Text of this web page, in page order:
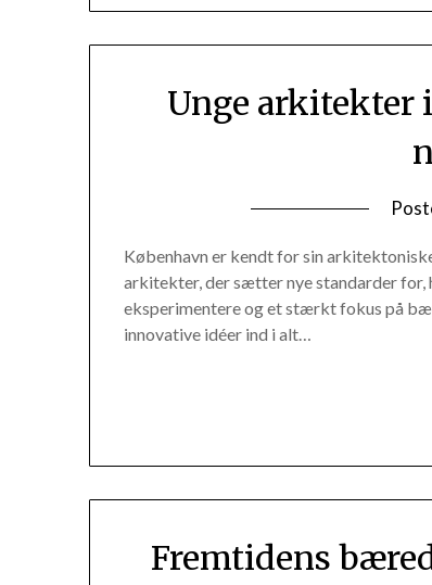
Unge arkitekter
København er kendt for sin
arkitekter, der sætter nye standarder
eksperimentere og et stærkt fokus på
innovative idéer ind i alt…
Fremtidens